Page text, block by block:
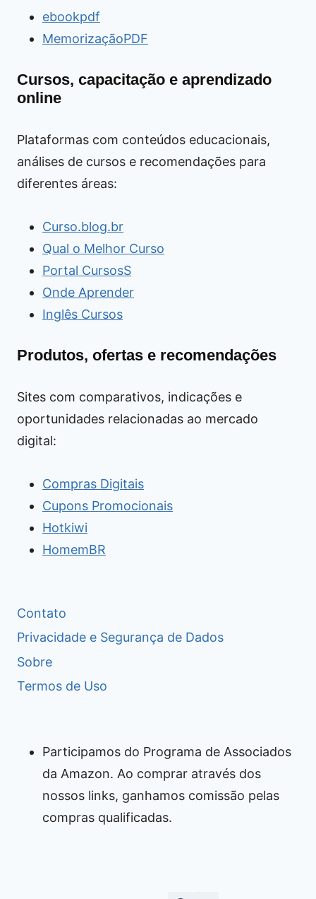
ebookpdf
MemorizaçãoPDF
Cursos, capacitação e aprendizado
online
Plataformas com conteúdos educacionais,
análises de cursos e recomendações para
diferentes áreas:
Curso.blog.br
Qual o Melhor Curso
Portal CursosS
Onde Aprender
Inglês Cursos
Produtos, ofertas e recomendações
Sites com comparativos, indicações e
oportunidades relacionadas ao mercado
digital:
Compras Digitais
Cupons Promocionais
Hotkiwi
HomemBR
Contato
Privacidade e Segurança de Dados
Sobre
Termos de Uso
Participamos do Programa de Associados
da Amazon. Ao comprar através dos
nossos links, ganhamos comissão pelas
compras qualificadas.